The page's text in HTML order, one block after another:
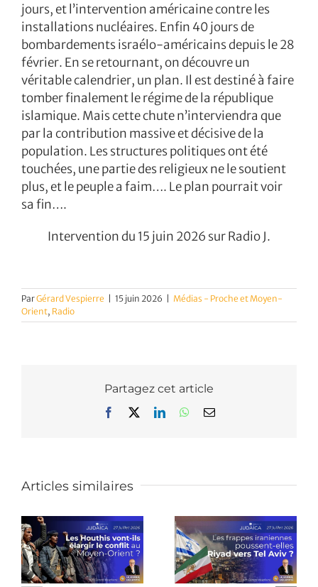
jours, et l’intervention américaine contre les
installations nucléaires. Enfin 40 jours de
bombardements israélo-américains depuis le 28
février. En se retournant, on découvre un
véritable calendrier, un plan. Il est destiné à faire
tomber finalement le régime de la république
islamique. Mais cette chute n’interviendra que
par la contribution massive et décisive de la
population. Les structures politiques ont été
touchées, une partie des religieux ne le soutient
plus, et le peuple a faim…. Le plan pourrait voir
sa fin….
Intervention du 15 juin 2026 sur Radio J.
ParGérard Vespierre 15 juin 2026
Médias - Proche et Moyen-
Orient, Radio
Partagez cet article
Facebook LinkedInWhatsApp
Email
Articles similaires